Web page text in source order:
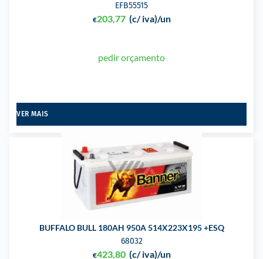
EFB55515
€203,77 (c/ iva)/un
pedir orçamento
VER MAIS
BUFFALO BULL 180AH 950A 514X223X195 +ESQ
68032
€423,80 (c/ iva)/un